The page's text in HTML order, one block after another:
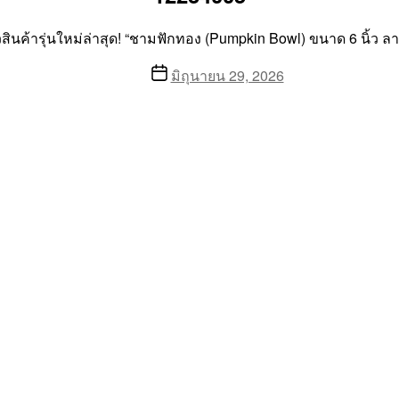
สินค้ารุ่นใหม่ล่าสุด! “ชามฟักทอง (Pumpkin Bowl) ขนาด 6 นิ้ว ล
Postมิถุนายน 29, 2026